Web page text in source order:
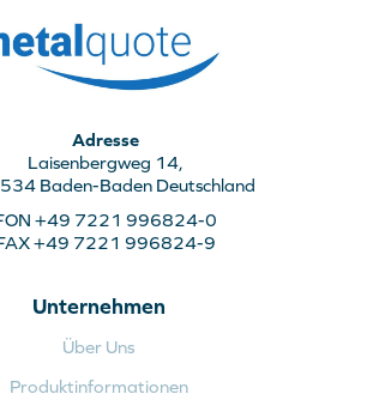
Adresse
Laisenbergweg 14,
Baden-Baden Deutschland
+49 7221 996824-0
+49 7221 996824-9
Unternehmen
Über Uns
Produktinformationen